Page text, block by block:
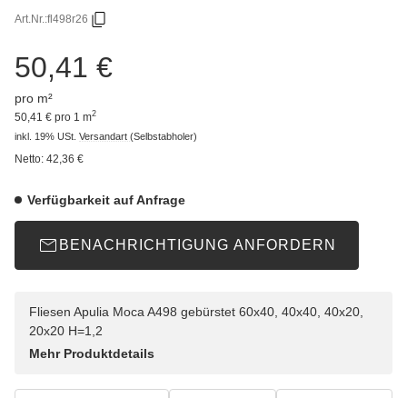
Art.Nr.:fl498r26
50,41 €
pro m²
50,41 € pro 1 m2
inkl. 19% USt. Versandart (Selbstabholer)
Netto: 42,36 €
Verfügbarkeit auf Anfrage
BENACHRICHTIGUNG ANFORDERN
Fliesen Apulia Moca A498 gebürstet 60x40, 40x40, 40x20,
20x20 H=1,2
Mehr Produktdetails